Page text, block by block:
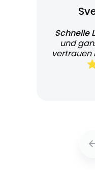
Schnelle
und
vertrauen
und